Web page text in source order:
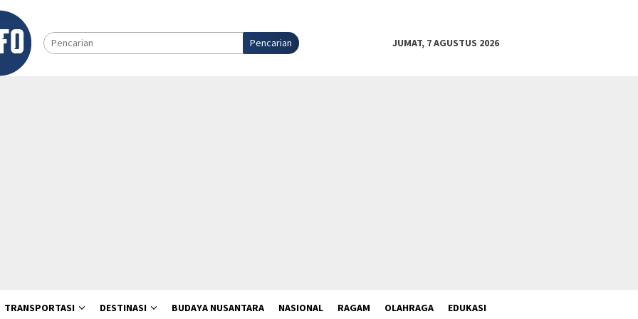
Pencarian JUMAT, 7 AGUSTUS 2026
TRANSPORTASI DESTINASI BUDAYA NUSANTARA NASIONAL RAGAM OLAHRAGA EDUKASI